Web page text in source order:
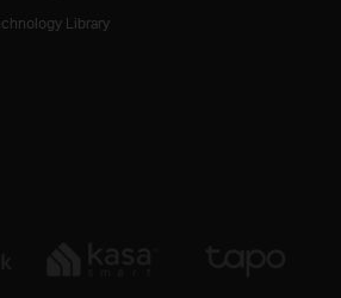
Library